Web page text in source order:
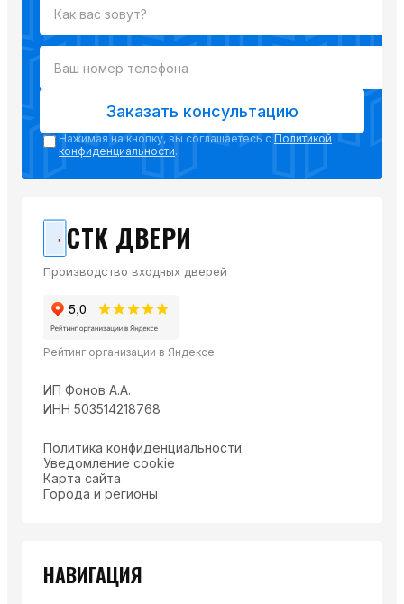
Заказать консультацию
Нажимая на кнопку, вы соглашаетесь с Политикой
конфиденциальности.
СТК ДВЕРИ
Производство входных дверей
Рейтинг организации в Яндексе
ИП Фонов А.А.
ИНН 503514218768
Политика конфиденциальности
Уведомление cookie
Карта сайта
Города и регионы
НАВИГАЦИЯ